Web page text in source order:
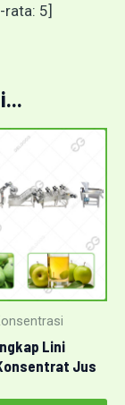
rata: 5]
Lini
Jus